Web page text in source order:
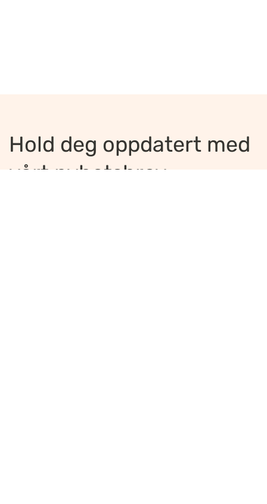
Hold deg oppdatert med
vårt nyhetsbrev